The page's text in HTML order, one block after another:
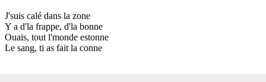
J'suis calé dans la zone
Y a d'la frappe, d'la bonne
Ouais, tout l'monde estonne
Le sang, ti as fait la conne